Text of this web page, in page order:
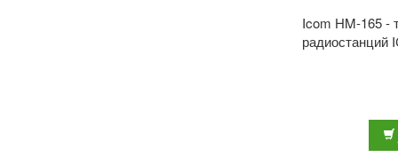
Icom HM-165 -
радиостанций